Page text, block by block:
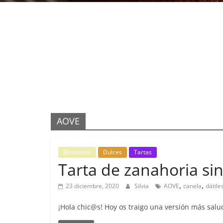
AOVE
Bizcochos Dulces Tartas
Tarta de zanahoria
23 diciembre, 2020 Silvia AOVE, canela,
¡Hola chic@s! Hoy os traigo una versión más